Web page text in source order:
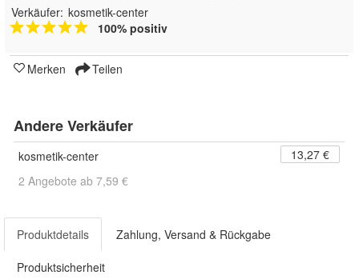
Verkäufer: kosmetik-center
100% positiv
Merken Teilen
Andere Verkäufer
kosmetik-center
13,27 €
2 Angebote ab 7,59 €
Produktdetails Zahlung, Versand & Rückgabe
Produktsicherheit